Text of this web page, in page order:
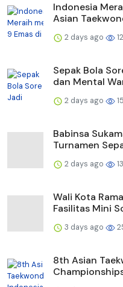
Indonesia
Asian
2 days ago 12
Sepak Bola
dan Mental
2 days ago 15
Babinsa
Turnamen
2 days ago 13
Wali Kota
Fasilitas Mini
3 days ago
8th Asian